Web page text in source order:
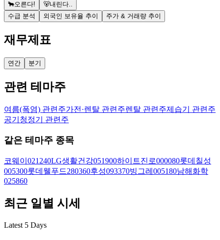
🐂오른다! 🐻내린다..
수급 분석
외국인 보유율 추이 주가 & 거래량 추이
재무제표
연간 분기
관련 테마주
여름(폭염) 관련주가전·렌탈 관련주렌탈 관련주제습기 관련주
공기청정기 관련주
같은 테마주 종목
코웨이 021240LG생활건강051900하이트진로000080롯데칠성
005300롯데웰푸드280360후성093370빙그레 005180남해화학
025860
최근 일별 시세
Latest 5 Days